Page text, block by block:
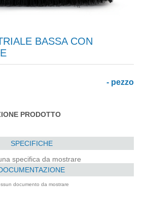
BASSA CON
- pezzo
PRODOTTO
SPECIFICHE
specifica da mostrare
documento da mostrare